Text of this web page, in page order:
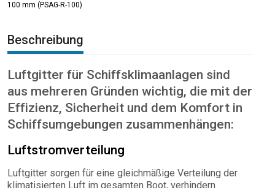
100 mm (PSAG-R-100)
Beschreibung
Luftgitter für Schiffsklimaanlagen sind
aus mehreren Gründen wichtig, die mit der
Effizienz, Sicherheit und dem Komfort in
Schiffsumgebungen zusammenhängen:
Luftstromverteilung
Luftgitter sorgen für eine gleichmäßige Verteilung der
klimatisierten Luft im gesamten Boot, verhindern